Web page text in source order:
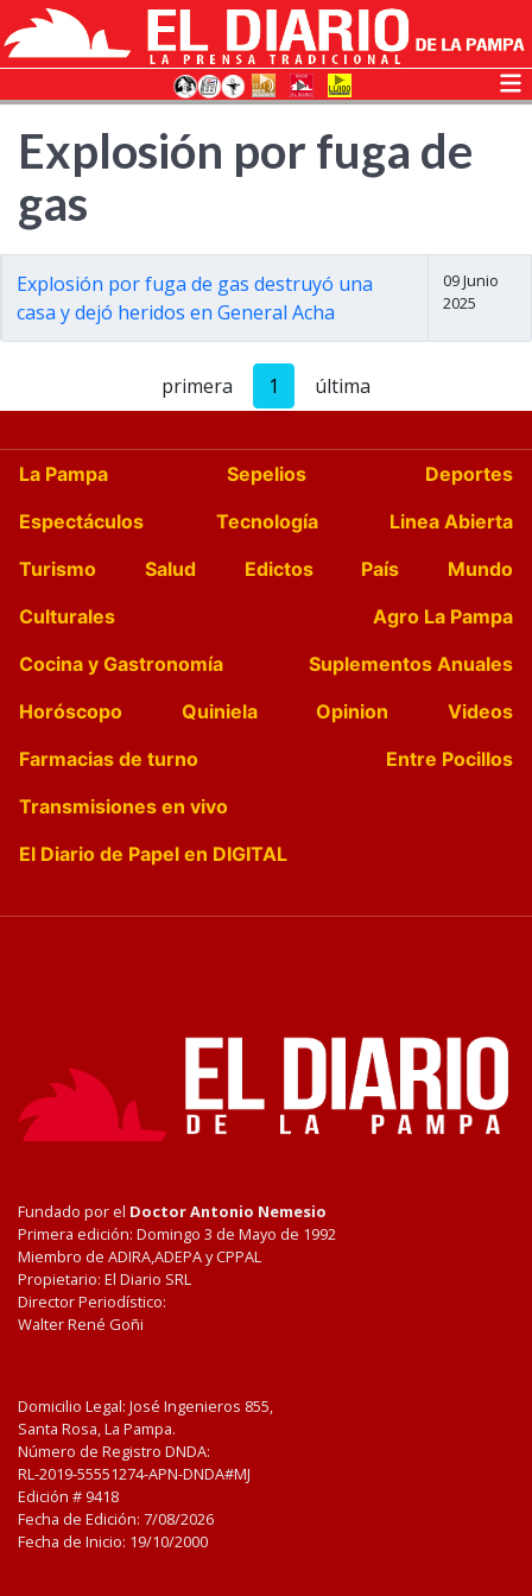
Explosión por fuga de
gas
Explosión por fuga de gas destruyó una
casa y dejó heridos en General Acha
09 Junio
2025
primera 1 última
La Pampa Sepelios
Deportes
Espectáculos
Tecnología
Linea Abierta
Turismo
Salud Edictos País
Mundo
Culturales
Agro La Pampa
Cocina y Gastronomía
Suplementos Anuales
Horóscopo
Quiniela Opinion
Videos
Farmacias de turno
Entre Pocillos
Transmisiones en vivo
El Diario de Papel en DIGITAL
Fundado por el Doctor Antonio Nemesio
Primera edición: Domingo 3 de Mayo de 1992
Miembro de ADIRA,ADEPA y CPPAL
Propietario: El Diario SRL
Director Periodístico:
Walter René Goñi
Domicilio Legal: José Ingenieros 855,
Santa Rosa, La Pampa.
Número de Registro DNDA:
RL-2019-55551274-APN-DNDA#MJ
Edición # 9418
Fecha de Edición: 7/08/2026
Fecha de Inicio: 19/10/2000